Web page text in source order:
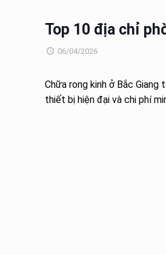
Top 10 địa chỉ
06/04/2026
Chữa rong kinh ở Bắc
thiết bị hiện đại và chi phí